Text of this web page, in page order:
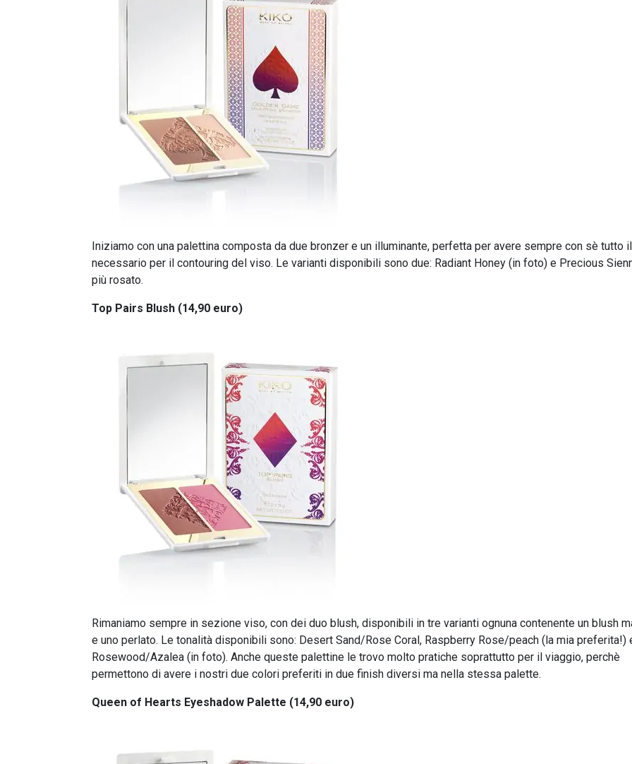
Iniziamo con una palettina composta da due bronzer e un illuminante, perfetta per avere sempre con sè tutto il
necessario per il contouring del viso. Le varianti disponibili sono due: Radiant Honey (in foto) e Precious
più rosato.
Top Pairs Blush (14,90 euro)
Rimaniamo sempre in sezione viso, con dei duo blush, disponibili in tre varianti ognuna contenente un blush
e uno perlato. Le tonalità disponibili sono: Desert Sand/Rose Coral, Raspberry Rose/peach (la mia preferita!)
Rosewood/Azalea (in foto). Anche queste palettine le trovo molto pratiche soprattutto per il viaggio, perchè
permettono di avere i nostri due colori preferiti in due finish diversi ma nella stessa palette.
Queen of Hearts Eyeshadow Palette (14,90 euro)